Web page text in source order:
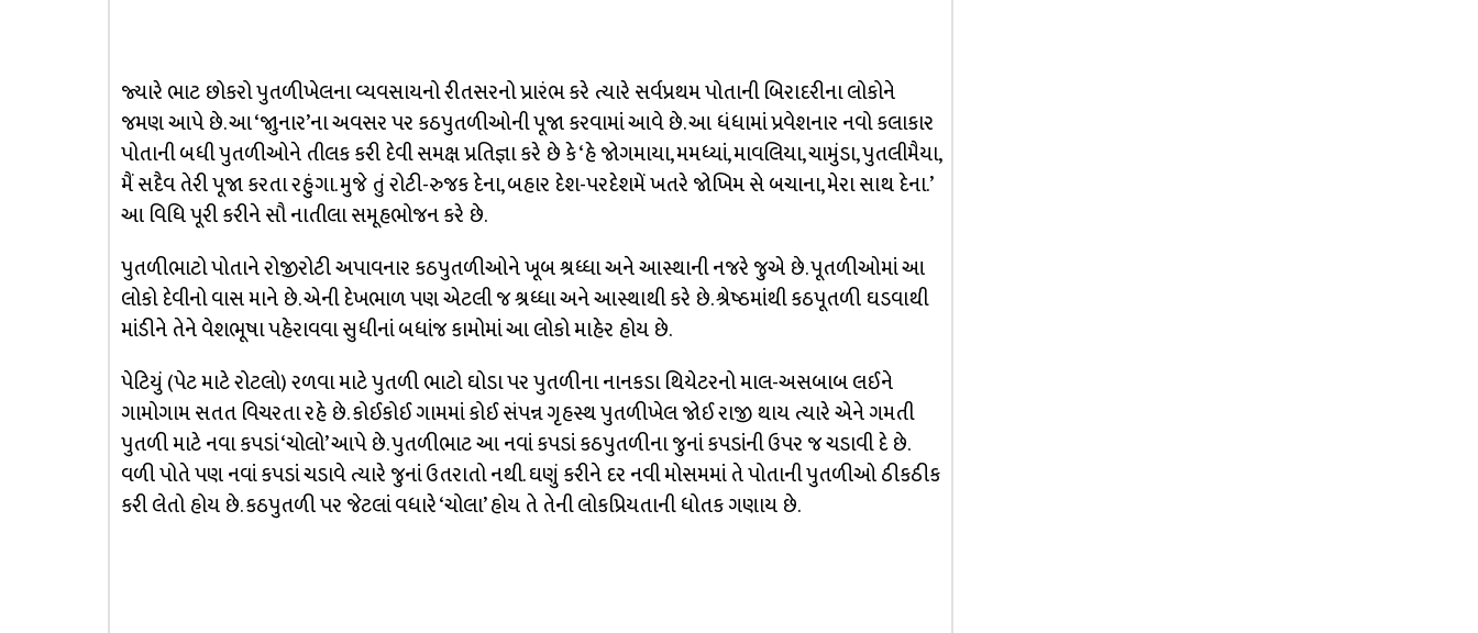
જ્યારે ભાટ છોકરો પુતળીખેલના વ્યવસાયનો રીતસરનો પ્રારંભ કરે ત્યારે સર્વપ્રથમ પોતાની બિરાદરીના લોકોને
જમણ આપે છે. આ ‘જાુનાર’ના અવસર પર કઠપુતળીઓની પૂજા કરવામાં આવે છે. આ ધંધામાં પ્રવેશનાર નવો કલાકાર
પોતાની બધી પુતળીઓને તીલક કરી દેવી સમક્ષ પ્રતિજ્ઞા કરે છે કે ‘હે જોગમાયા, મમધ્યાં, માવલિયા, ચામુંડા, પુતલીમૈયા,
મૈં સદૈવ તેરી પૂજા કરતા રહુંગા. મુજે તું રોટી-રુજક દેના, બહાર દેશ-પરદેશમેં ખતરે જોખિમ સે બચાના, મેરા સાથ દેના.’
આ વિધિ પૂરી કરીને સૌ નાતીલા સમૂહભોજન કરે છે.
પુતળીભાટો પોતાને રોજીરોટી અપાવનાર કઠપુતળીઓને ખૂબ શ્રધ્ધા અને આસ્થાની નજરે જુએ છે. પૂતળીઓમાં આ
લોકો દેવીનો વાસ માને છે. એની દેખભાળ પણ એટલી જ શ્રધ્ધા અને આસ્થાથી કરે છે. શ્રેષ્ઠમાંથી કઠપૂતળી ઘડવાથી
માંડીને તેને વેશભૂષા પહેરાવવા સુધીનાં બધાંજ કામોમાં આ લોકો માહેર હોય છે.
પેટિયું (પેટ માટે રોટલો) રળવા માટે પુતળી ભાટો ઘોડા પર પુતળીના નાનકડા થિયેટરનો માલ-અસબાબ લઈને
ગામોગામ સતત વિચરતા રહે છે. કોઈકોઈ ગામમાં કોઈ સંપન્ન ગૃહસ્થ પુતળીખેલ જોઈ રાજી થાય ત્યારે એને ગમતી
પુતળી માટે નવા કપડાં ‘ચોલો’ આપે છે. પુતળીભાટ આ નવાં કપડાં કઠપુતળીના જુનાં કપડાંની ઉપર જ ચડાવી દે છે.
વળી પોતે પણ નવાં કપડાં ચડાવે ત્યારે જુનાં ઉતરાતો નથી. ઘણું કરીને દર નવી મોસમમાં તે પોતાની પુતળીઓ ઠીકઠીક
કરી લેતો હોય છે. કઠપુતળી પર જેટલાં વધારે ‘ચોલા’ હોય તે તેની લોકપ્રિયતાની ધોતક ગણાય છે.